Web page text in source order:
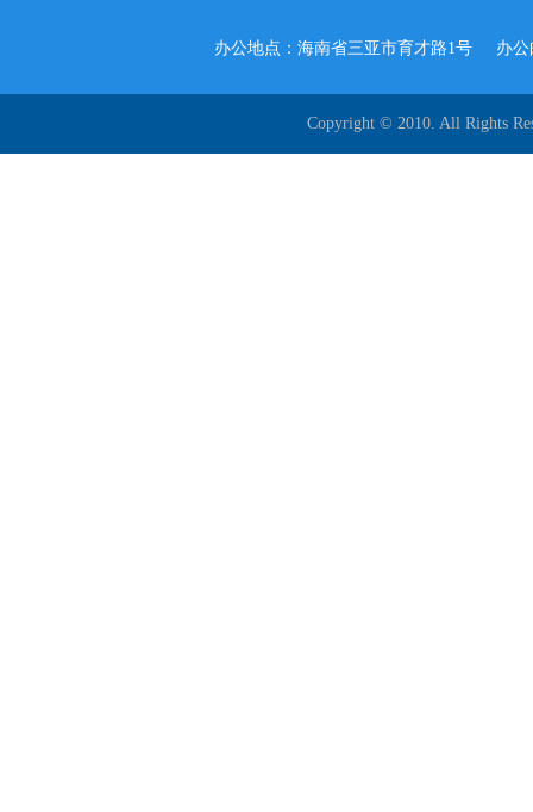
办公地点：海南省三亚市育才路1号 办公
Copyright © 2010. All Rights